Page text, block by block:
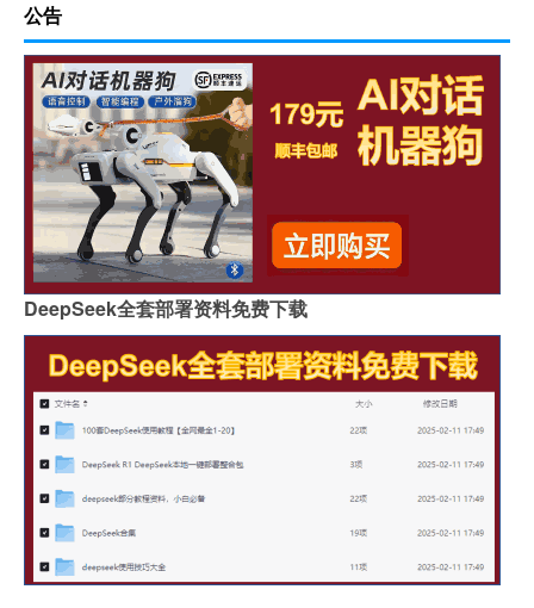
公告
DeepSeek全套部署资料免费下载